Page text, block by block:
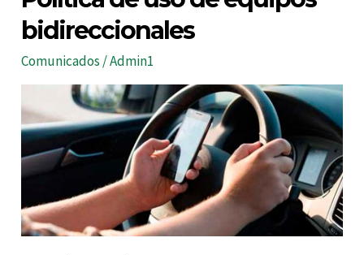
bidireccionales
Comunicados /Admin1
de
uso
de
equipos